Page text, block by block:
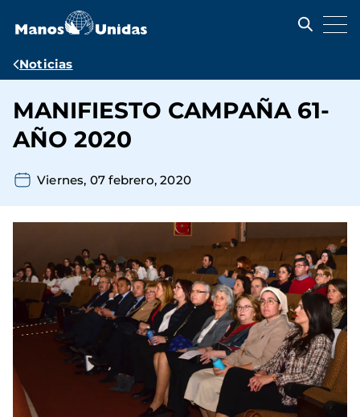
contenido
Ruta
navegación
Noticias
MANIFIESTO CAMPAÑA 61-
AÑO 2020
Viernes, 07 febrero, 2020